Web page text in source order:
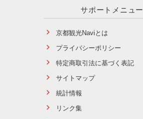
サポートメニュー
京都観光Naviとは
プライバシーポリシー
特定商取引法に基づく表記
サイトマップ
統計情報
リンク集